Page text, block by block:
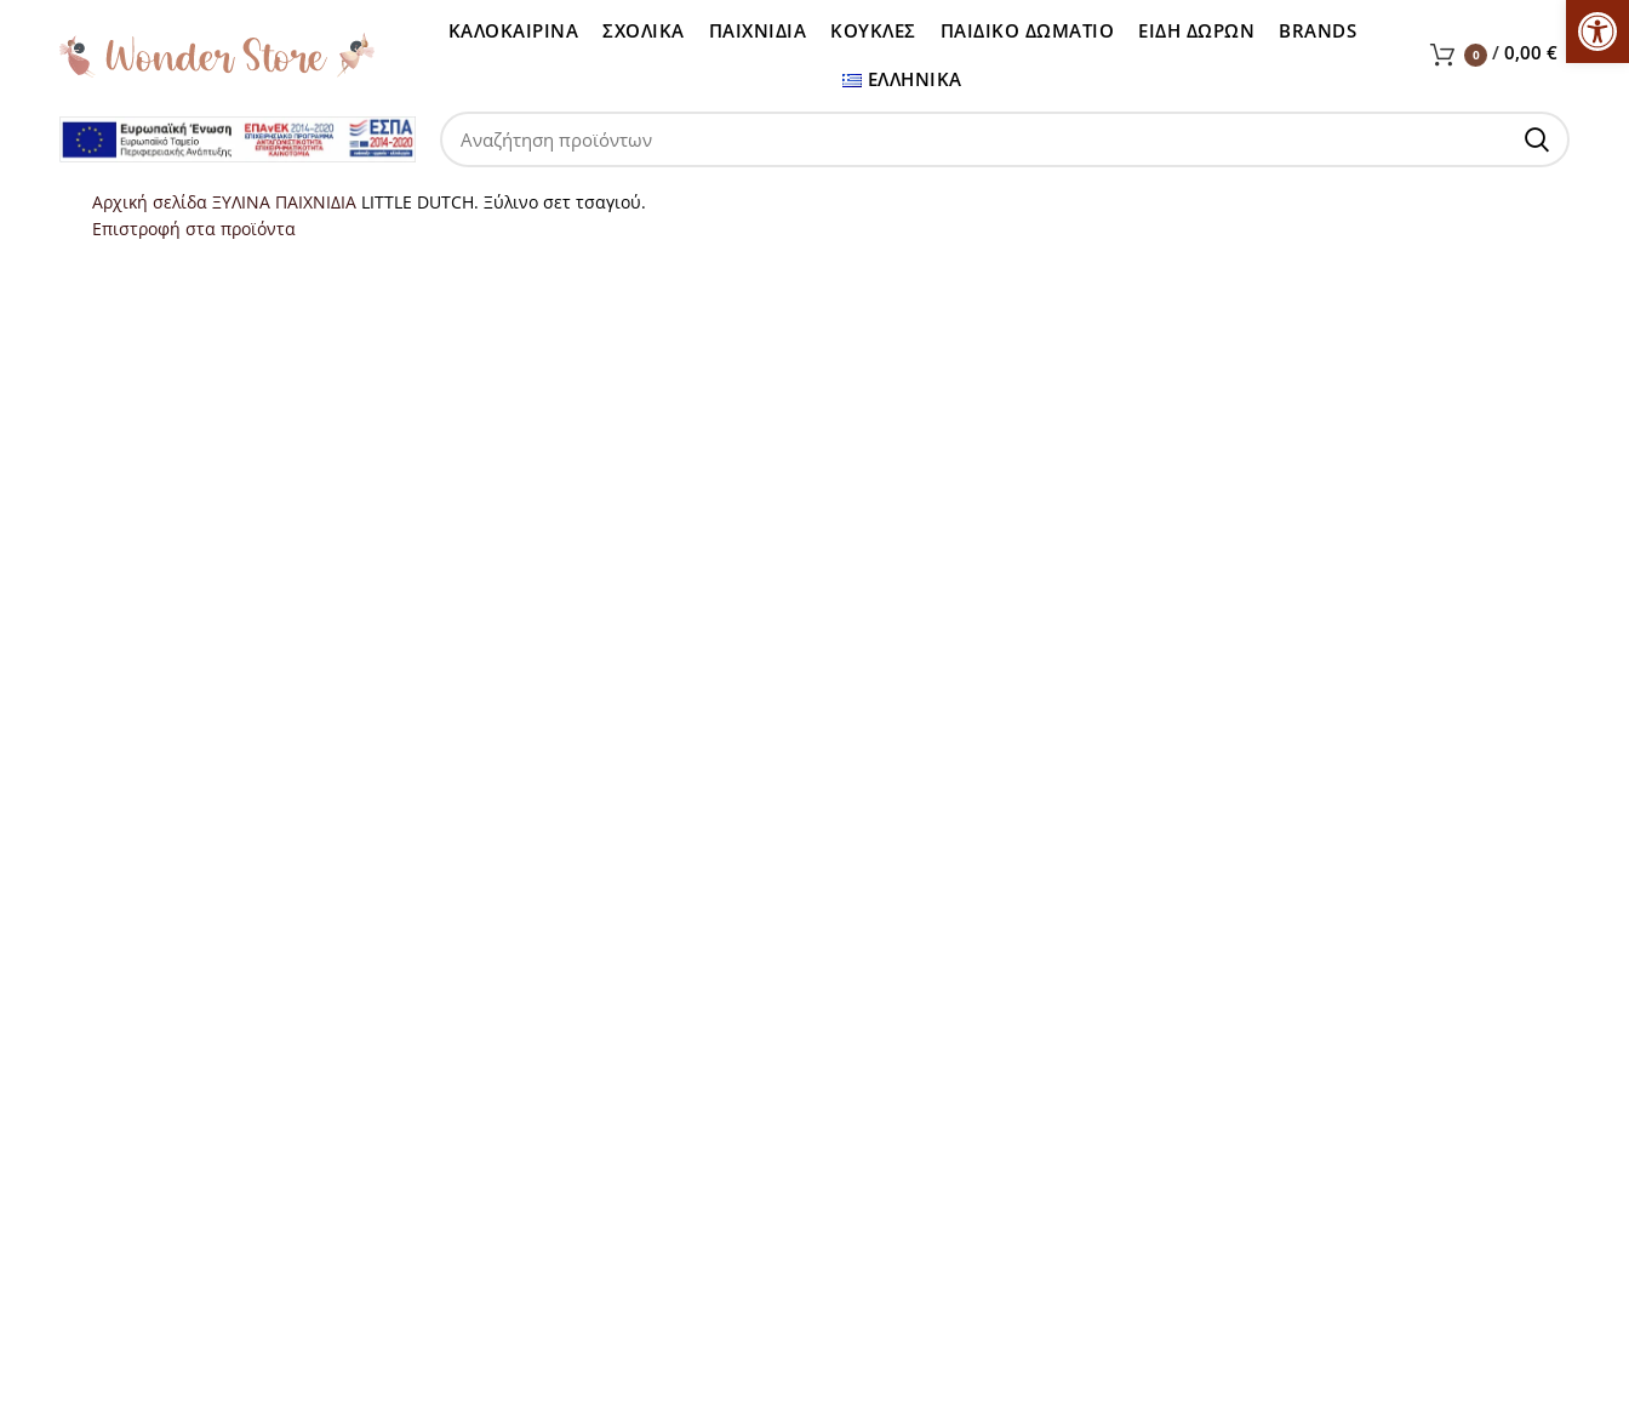
ΚΑΛΟΚΑΙΡΙΝΑ ΣΧΟΛΙΚΑ ΠΑΙΧΝΙΔΙΑ ΚΟΥΚΛΕΣ ΠΑΙΔΙΚΟ ΔΩΜΑΤΙΟ ΕΙΔΗ ΔΩΡΩΝ
BRANDS
ΕΛΛΗΝΙΚΆ
0 / 0,00€
Αρχική σελίδα ΞΥΛΙΝΑ ΠΑΙΧΝΙΔΙΑ LITTLE DUTCH. Ξύλινο σετ τσαγιού.
Επιστροφή στα προϊόντα